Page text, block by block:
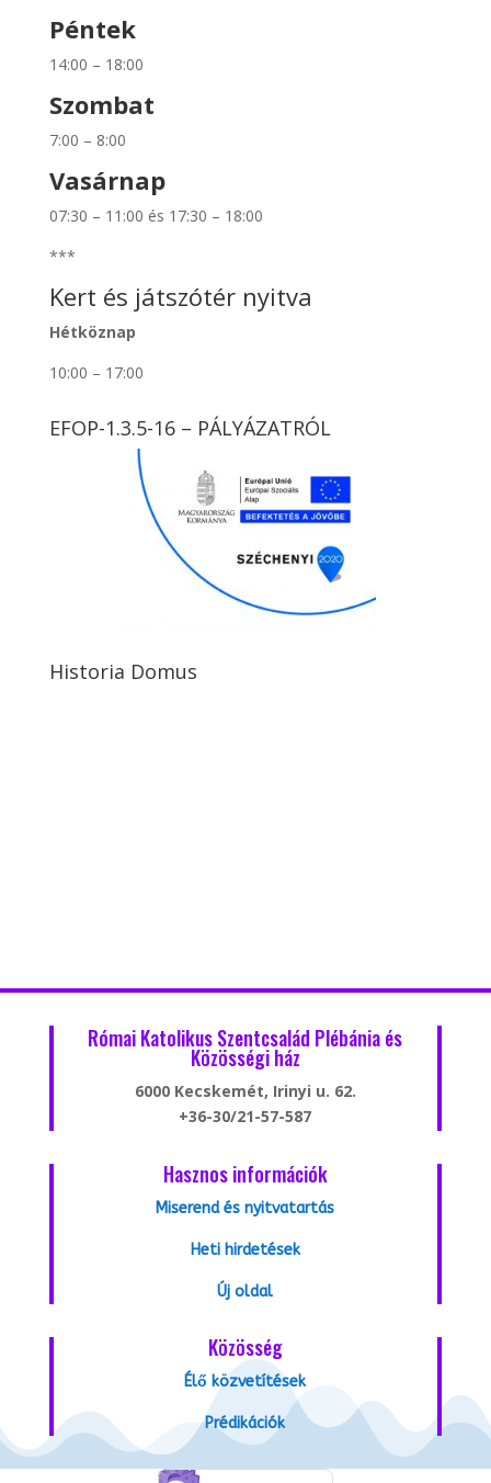
Péntek
14:00 – 18:00
Szombat
7:00 – 8:00
Vasárnap
07:30 – 11:00 és 17:30 – 18:00
***
Kert és játszótér nyitva
Hétköznap
10:00 – 17:00
EFOP-1.3.5-16 – PÁLYÁZATRÓL
Historia Domus
Római Katolikus Szentcsalád Plébánia és
Közösségi ház
6000 Kecskemét, Irinyi u. 62.
+36-30/21-57-587
Hasznos információk
Miserend és nyitvatartás
Heti hirdetések
Új oldal
Közösség
Élő közvetítések
Prédikációk